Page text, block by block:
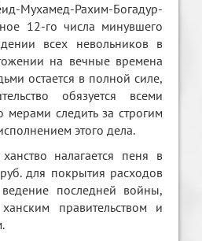
Мухамед-Рахим-Богадур-
12-го числа минувшего
всех невольников в
на вечные времена
остается в полной силе,
обязуется всеми
мерами следить за строгим
этого дела.
налагается пеня в
для покрытия расходов
последней войны,
правительством и